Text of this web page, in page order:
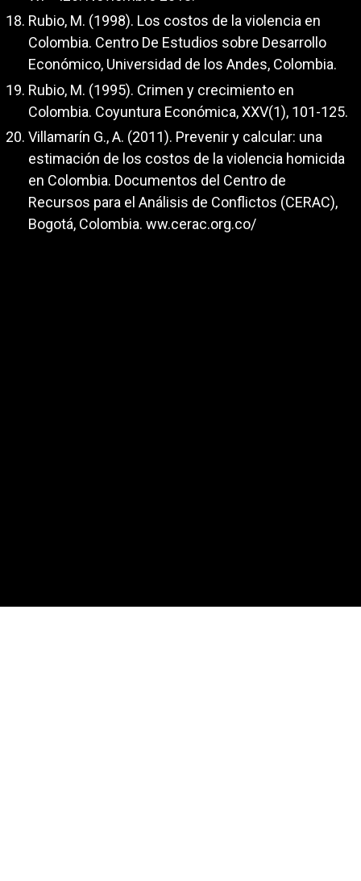
Rubio, M. (1998). Los costos de la violencia en
Colombia. Centro De Estudios sobre Desarrollo
Económico, Universidad de los Andes, Colombia.
Rubio, M. (1995). Crimen y crecimiento en
Colombia. Coyuntura Económica, XXV(1), 101-125.
Villamarín G., A. (2011). Prevenir y calcular: una
estimación de los costos de la violencia homicida
en Colombia. Documentos del Centro de
Recursos para el Análisis de Conflictos (CERAC),
Bogotá, Colombia. ww.cerac.org.co/